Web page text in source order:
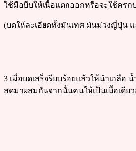
ใช้มือบีบให้เนื้อแตกออกหรือจะใช้ครก
(บดให้ละเอียดทั้งมันเทศ มันม่วงญี่ปุ่น
3 เมื่อบดเสร็จรียบร้อยแล้วให้นำเกลือ
สดมาผสมกันจากนั้นคนให้เป็นเนื้อเดีย